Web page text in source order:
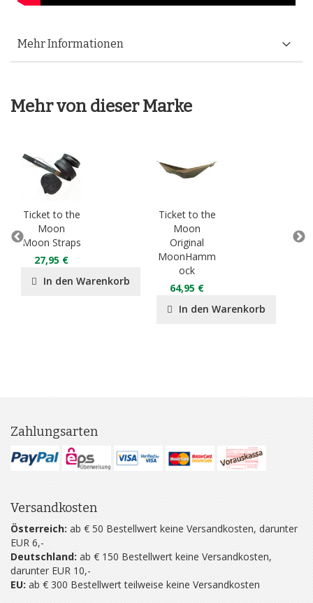
Mehr Informationen
Mehr von dieser Marke
Ticket to the
Moon
Moon Straps
27,95 €
In den Warenkorb
Ticket to the
Moon
Original
MoonHamm
ock
64,95 €
In den Warenkorb
Zahlungsarten
Versandkosten
Österreich: ab € 50 Bestellwert keine Versandkosten, darunter
EUR 6,-
Deutschland: ab € 150 Bestellwert keine Versandkosten,
darunter EUR 10,-
EU: ab € 300 Bestellwert teilweise keine Versandkosten